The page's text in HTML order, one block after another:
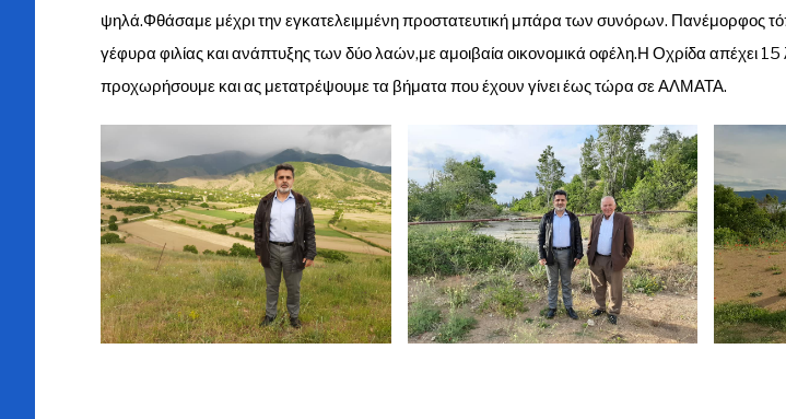
ψηλά.Φθάσαμε μέχρι την εγκατελειμμένη προστατευτική μπάρα των συνόρων. Πανέμορφος
γέφυρα φιλίας και ανάπτυξης των δύο λαών,με αμοιβαία οικονομικά οφέλη.Η Οχρίδα απέχει
προχωρήσουμε και ας μετατρέψουμε τα βήματα που έχουν γίνει έως τώρα σε ΑΛΜΑΤΑ.